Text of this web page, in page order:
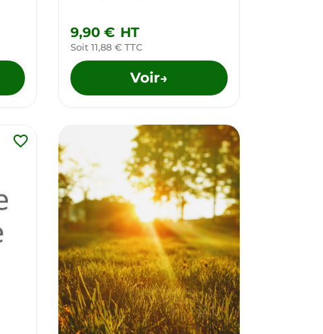
9,90 € HT
Soit 11,88 € TTC
Voir→
favorite_border